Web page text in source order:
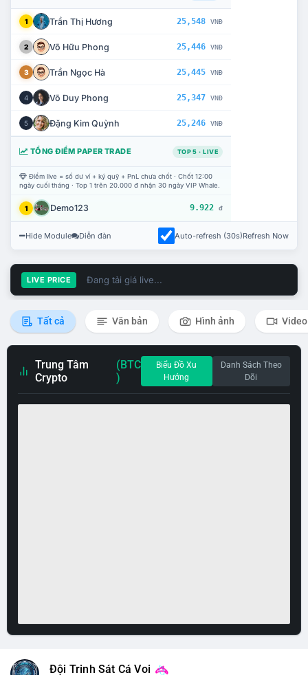
1 Trần Thị Hương 25,548 VNĐ
2 Võ Hữu Phong 25,446 VNĐ
3 Trần Ngọc Hà 25,445 VNĐ
4 Võ Duy Phong 25,347 VNĐ
5 Đặng Kim Quỳnh 25,246 VNĐ
TỔNG ĐIỂM PAPER TRADE TOP 5 · LIVE
Điểm live = số dư ví + ký quỹ + PnL chưa chốt · Chốt 12:00
ngày cuối tháng · Top 1 trên 20.000 đ nhận 30 ngày VIP Whale.
1 Demo123 9.922 đ
Hide Module Diễn đàn Auto-refresh (30s)Refresh Now
LIVE PRICE Đang tải giá live...
Tất cả Văn bản Hình ảnh Video
Trung Tâm
Crypto
(BTC
)
Biểu Đồ Xu
Hướng
Danh Sách Theo
Dõi
Đội Trinh Sát Cá Voi